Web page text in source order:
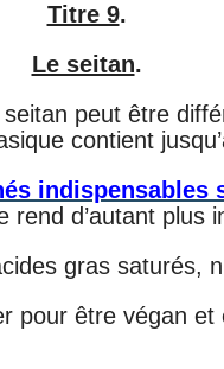
Titre 9.
Le seitan.
peut être
contient
indispensables
rend d’autant plus
gras saturés,
pour être végan